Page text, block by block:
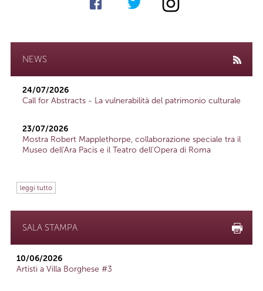
NEWS
24/07/2026
Call for Abstracts - La vulnerabilità del patrimonio culturale
23/07/2026
Mostra Robert Mapplethorpe, collaborazione speciale tra il
Museo dell'Ara Pacis e il Teatro dell'Opera di Roma
leggi tutto
SALA STAMPA
10/06/2026
Artisti a Villa Borghese #3